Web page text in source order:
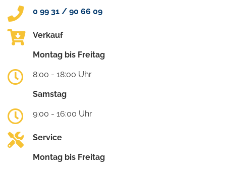
0 99 31 / 90 66 09
Verkauf
Montag bis Freitag
8:00 - 18:00 Uhr
Samstag
9:00 - 16:00 Uhr
Service
Montag bis Freitag